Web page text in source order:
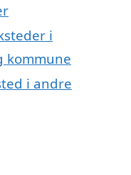
i
kommune
i andre